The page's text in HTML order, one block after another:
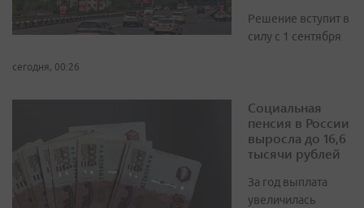
Решение вступит в
силу с 1 сентября
сегодня, 00:26
Социальная
пенсия в России
выросла до 16,6
тысячи рублей
За год выплата
увеличилась